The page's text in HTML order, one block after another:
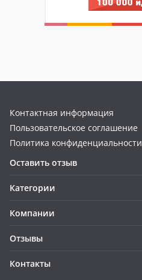
Контактная информация
Пользовательское соглашение
Политика конфиденциальности
Оставить отзыв
Категории
Компании
Отзывы
Контакты